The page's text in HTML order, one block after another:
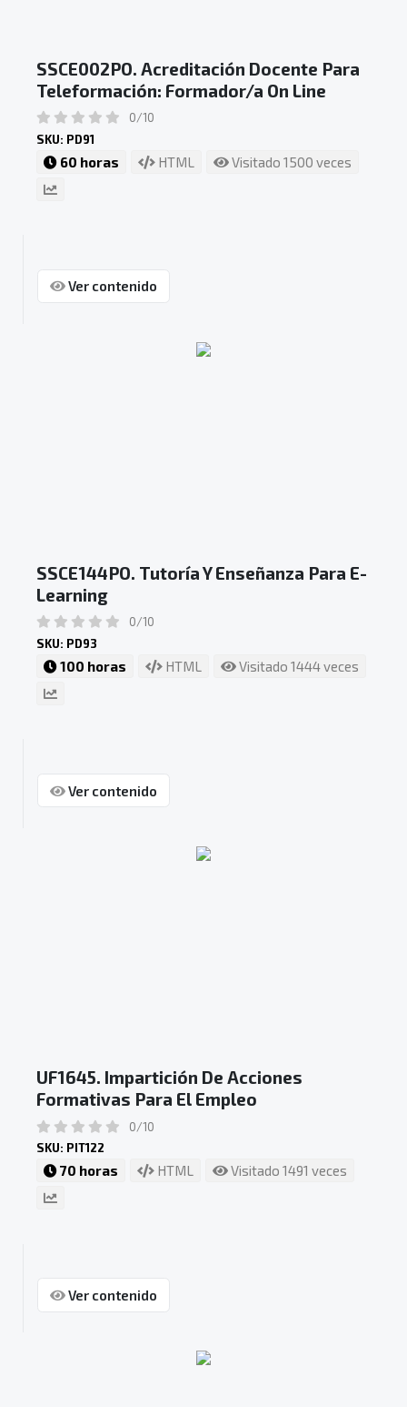
SSCE002PO. Acreditación Docente Para
Teleformación: Formador/a On Line
0/10
SKU: PD91
60 horas HTML Visitado 1500 veces
Ver contenido
SSCE144PO. Tutoría Y Enseñanza Para E-
Learning
0/10
SKU: PD93
100 horas HTML Visitado 1444 veces
Ver contenido
UF1645. Impartición De Acciones
Formativas Para El Empleo
0/10
SKU: PIT122
70 horas HTML Visitado 1491 veces
Ver contenido